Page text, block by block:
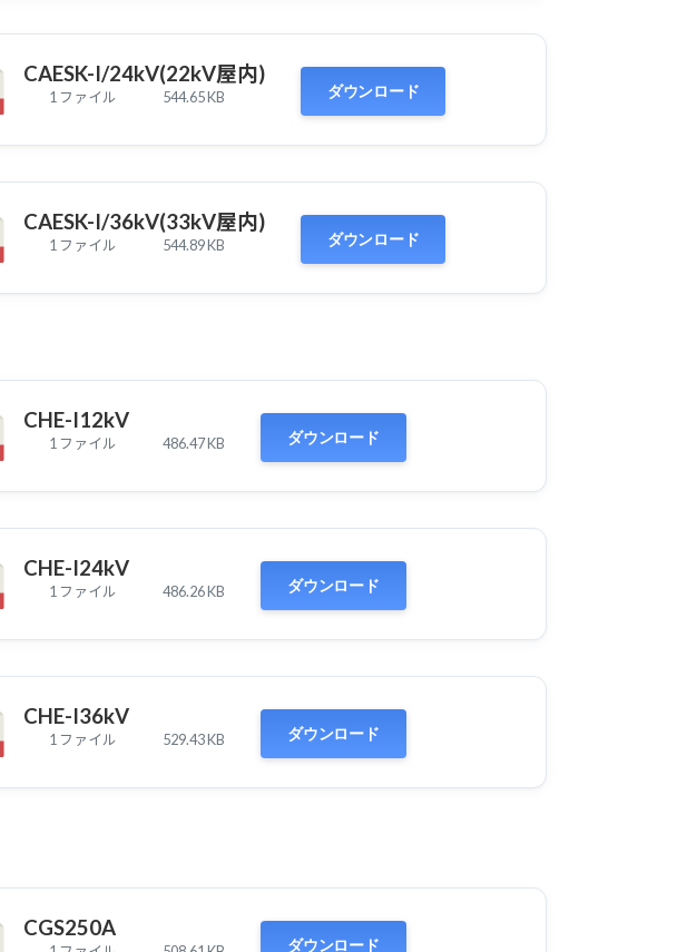
CAESK-I/24kV(22kV屋内)
1 ファイル 544.65 KB ダウンロード
CAESK-I/36kV(33kV屋内)
1 ファイル 544.89 KB ダウンロード
CHE-I12kV
1 ファイル 486.47 KB ダウンロード
CHE-I24kV
1 ファイル 486.26 KB ダウンロード
CHE-I36kV
1 ファイル 529.43 KB ダウンロード
CGS250A
ダウンロード